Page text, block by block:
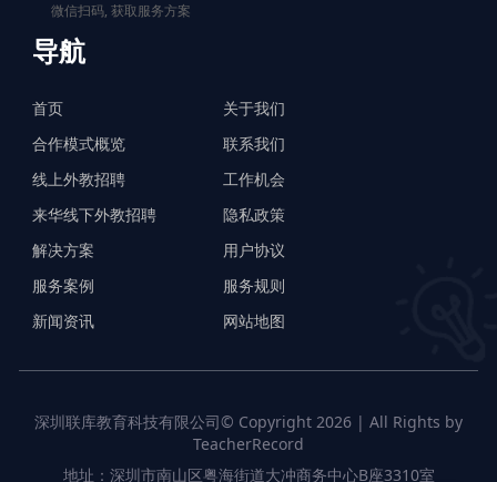
微信扫码, 获取服务方案
导航
首页
合作模式概览
线上外教招聘
来华线下外教招聘
解决方案
服务案例
新闻资讯
关于我们
联系我们
工作机会
隐私政策
用户协议
服务规则
网站地图
深圳联库教育科技有限公司© Copyright 2026 | All Rights by
TeacherRecord
地址：深圳市南山区粤海街道大冲商务中心B座3310室